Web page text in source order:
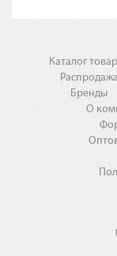
Каталог
Распродажа
Бренды
О